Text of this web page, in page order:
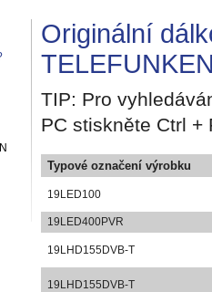
Originální
TIP: Pro
PC stiskněte Ctrl +
Typové označení výrobku
19LED100
19LED400PVR
19LHD155DVB-T
19LHD155DVB-T